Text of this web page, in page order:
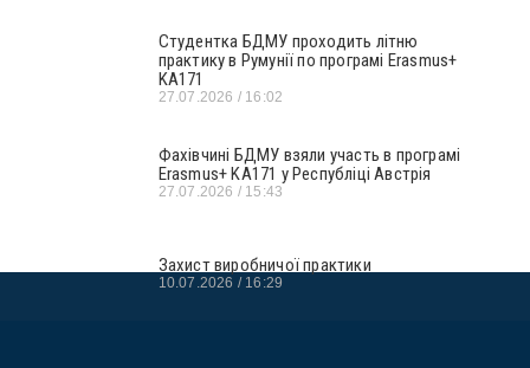
Студентка БДМУ проходить літню
практику в Румунії по програмі Erasmus+
KA171
27.07.2026 16:02
Фахівчині БДМУ взяли участь в програмі
Erasmus+ KA171 у Республіці Австрія
27.07.2026 15:43
Захист виробничої практики
10.07.2026 16:29